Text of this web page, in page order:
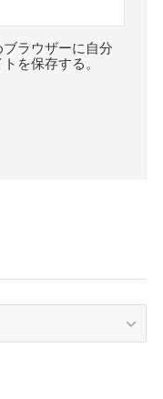
ラウザーに自分
を保存する。